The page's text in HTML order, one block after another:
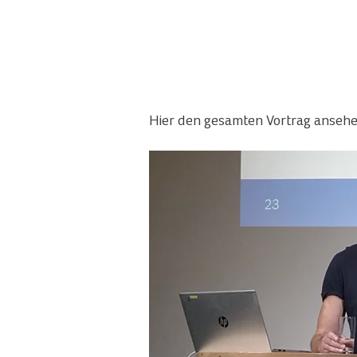
Hier den gesamten Vortrag